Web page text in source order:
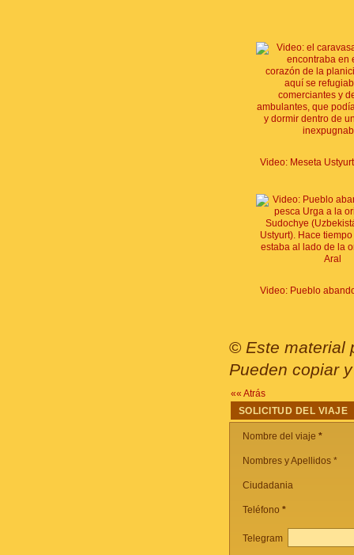
© Este material
Pueden copiar
«« Atrás
SOLICITUD DEL VIAJE
Nombre del viaje *
Nombres y Apellidos *
Ciudadania
Teléfono *
Telegram